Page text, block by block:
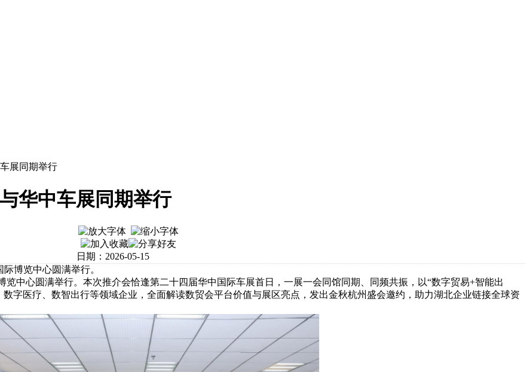
展同期举行
华中车展同期举行
日期：2026-05-15
博览中心圆满举行。
中心圆满举行。本次推介会恰逢第二十四届华中国际车展首日，一展一会同馆同期、同频共振，以“数字贸易+智能出
字医疗、数智出行等领域企业，全面解读数贸会平台价值与展区亮点，发出金秋杭州盛会邀约，助力湖北企业链接全球资